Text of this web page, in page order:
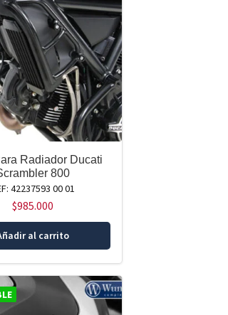
Radiador Ducati
800
42237593 00 01
$985.000
al carrito